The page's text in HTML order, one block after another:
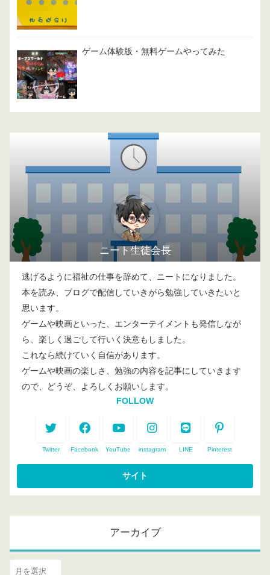
ゲーム体験版・無料ゲームやってみた
ニート生徒会長
逃げるように福祉の仕事を辞めて、ニートになりました。
本を読み、ブログで配信していきがら勉強していきたいと
思います。
ゲームや映画といった、エンターテイメントも発信しなが
ら、楽しく過ごして行いく決意もしました。
これなら続けていく自信があります。
ゲームや映画の楽しさ、勉強の内容を記事にしていきます
ので、どうぞ、よろしくお願いします。
FOLLOW
Twitter Facebook YouTube instagram LINE Pinterest
アーカイブ
ア